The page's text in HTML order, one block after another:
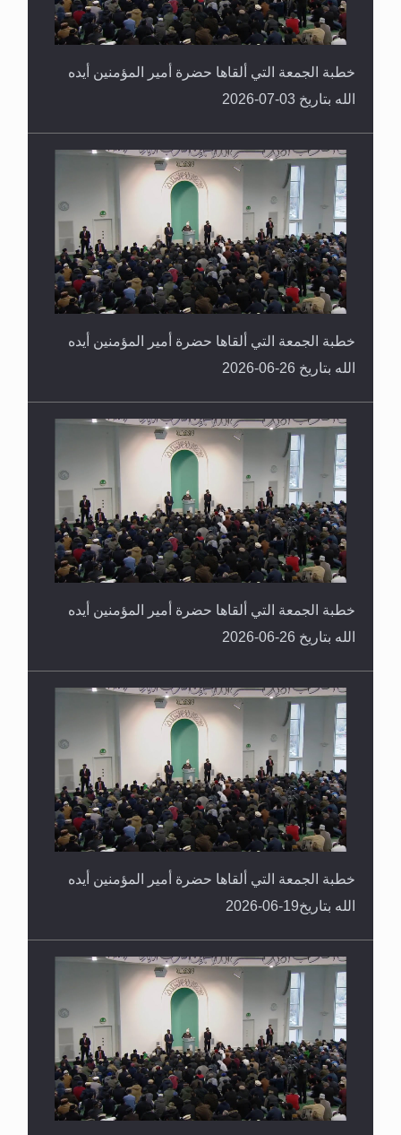
خطبة الجمعة التي ألقاها حضرة أمير المؤمنين أيده
الله بتاريخ 03-07-2026
خطبة الجمعة التي ألقاها حضرة أمير المؤمنين أيده
الله بتاريخ 26-06-2026
خطبة الجمعة التي ألقاها حضرة أمير المؤمنين أيده
الله بتاريخ 26-06-2026
خطبة الجمعة التي ألقاها حضرة أمير المؤمنين أيده
الله بتاريخ19-06-2026